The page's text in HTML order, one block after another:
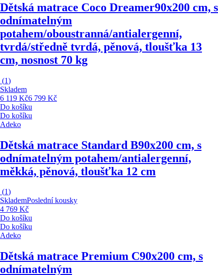
Dětská matrace Coco Dreamer90x200 cm, s
odnímatelným
potahem/oboustranná/antialergenní,
tvrdá/středně tvrdá, pěnová, tloušťka 13
cm, nosnost 70 kg
(1)
Skladem
6 119 Kč6 799 Kč
Do košíku
Do košíku
Adeko
Dětská matrace Standard B90x200 cm, s
odnímatelným potahem/antialergenní,
měkká, pěnová, tloušťka 12 cm
(1)
SklademPoslední kousky
4 769 Kč
Do košíku
Do košíku
Adeko
Dětská matrace Premium C90x200 cm, s
odnímatelným